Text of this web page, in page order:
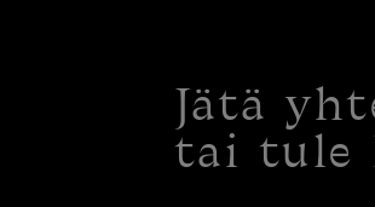
Jätä
tai tule